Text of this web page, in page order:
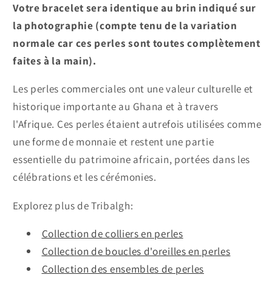
Votre bracelet sera identique au brin indiqué sur
la photographie (compte tenu de la variation
normale car ces perles sont toutes complètement
faites à la main).
Les perles commerciales ont une valeur culturelle et
historique importante au Ghana et à travers
l'Afrique. Ces perles étaient autrefois utilisées comme
une forme de monnaie et restent une partie
essentielle du patrimoine africain, portées dans les
célébrations et les cérémonies.
Explorez plus de Tribalgh:
Collection de colliers en perles
Collection de boucles d'oreilles en perles
Collection des ensembles de perles